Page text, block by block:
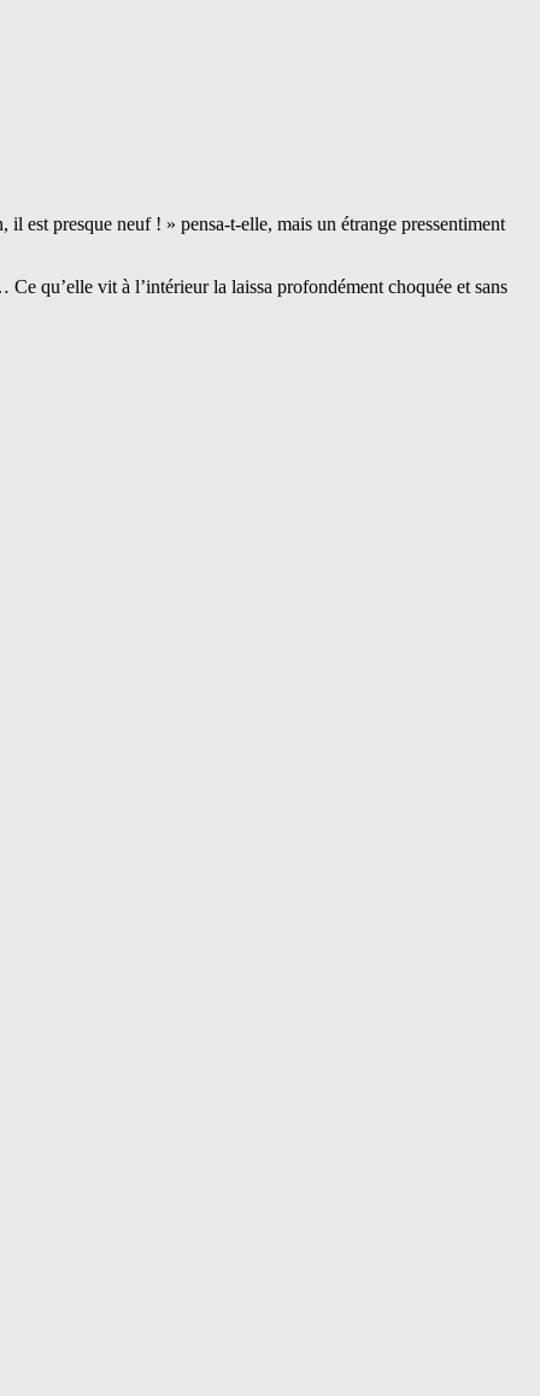
est presque neuf ! » pensa-t-elle, mais un étrange pressentiment
qu’elle vit à l’intérieur la laissa profondément choquée et sans